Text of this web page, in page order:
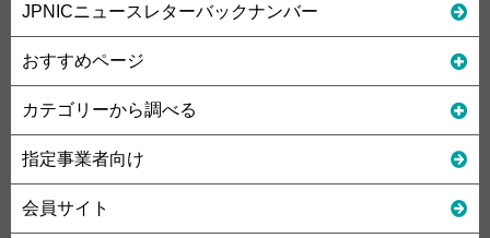
JPNICニュースレターバックナンバー
おすすめページ
カテゴリーから調べる
指定事業者向け
会員サイト